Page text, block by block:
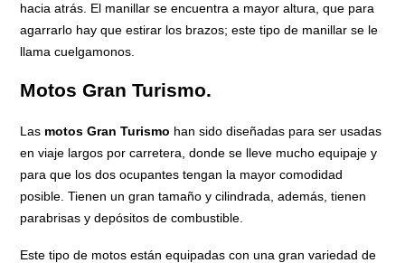
hacia atrás. El manillar se encuentra a mayor altura, que para
agarrarlo hay que estirar los brazos; este tipo de manillar se le
llama cuelgamonos.
Motos Gran Turismo.
Las motos Gran Turismo han sido diseñadas para ser usadas
en viaje largos por carretera, donde se lleve mucho equipaje y
para que los dos ocupantes tengan la mayor comodidad
posible. Tienen un gran tamaño y cilindrada, además, tienen
parabrisas y depósitos de combustible.
Este tipo de motos están equipadas con una gran variedad de